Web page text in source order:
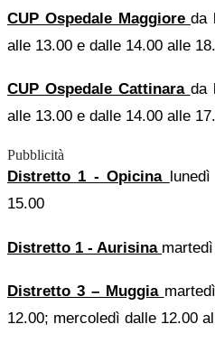
CUP Ospedale Maggioreda
alle 13.00 e dalle 14.00 alle
CUP Ospedale Cattinara da
alle 13.00 e dalle 14.00 alle
Pubblicità
Distretto 1 - Opicina
15.00
Distretto 1 - Aurisina
Distretto 3 – Muggia
12.00; mercoledì dalle 12.00